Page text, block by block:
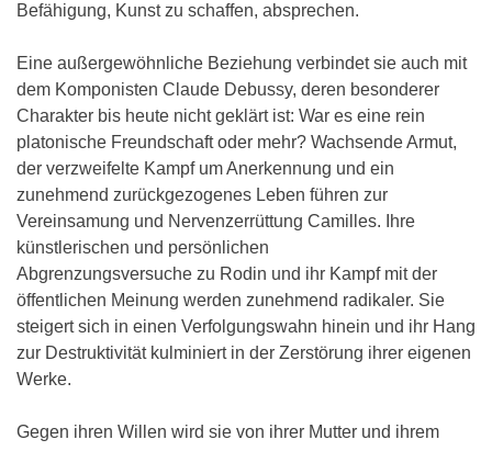
Befähigung, Kunst zu schaffen, absprechen.
Eine außergewöhnliche Beziehung verbindet sie auch mit
dem Komponisten Claude Debussy, deren besonderer
Charakter bis heute nicht geklärt ist: War es eine rein
platonische Freundschaft oder mehr? Wachsende Armut,
der verzweifelte Kampf um Anerkennung und ein
zunehmend zurückgezogenes Leben führen zur
Vereinsamung und Nervenzerrüttung Camilles. Ihre
künstlerischen und persönlichen
Abgrenzungsversuche zu Rodin und ihr Kampf mit der
öffentlichen Meinung werden zunehmend radikaler. Sie
steigert sich in einen Verfolgungswahn hinein und ihr Hang
zur Destruktivität kulminiert in der Zerstörung ihrer eigenen
Werke.
Gegen ihren Willen wird sie von ihrer Mutter und ihrem